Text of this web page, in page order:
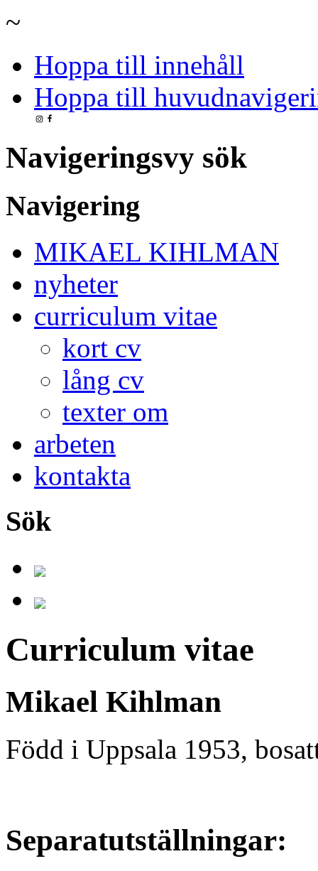
~
Hoppa till innehåll
Hoppa till
Navigeringsvy sök
Navigering
MIKAEL KIHLMAN
nyheter
curriculum vitae
kort cv
lång cv
texter om
arbeten
kontakta
Sök
Curriculum vitae
Mikael Kihlman
Född i Uppsala 1953,
Separatutställningar: